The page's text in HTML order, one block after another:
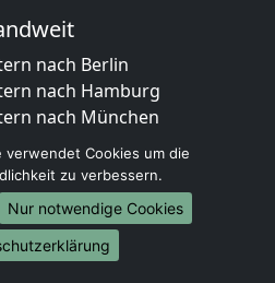
nach Berlin
nach Hamburg
nach München
nach Köln
nach Frankfurt am Main
nach Stuttgart
nach Düsseldorf
nach Leipzig
verwendet Cookies um die
zu verbessern.
Nur notwendige Cookies